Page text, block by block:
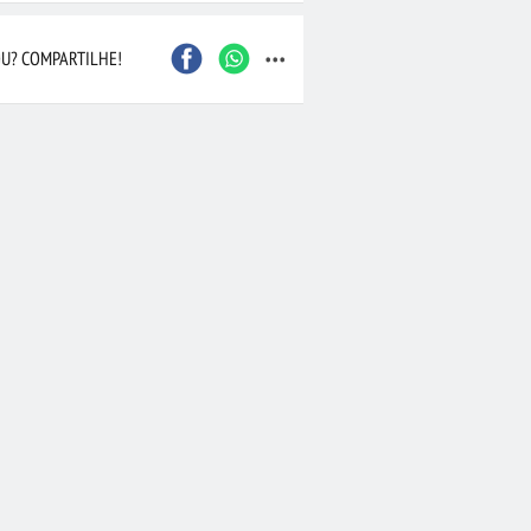
Contagem
Joinville
COMPARTILHE! ...